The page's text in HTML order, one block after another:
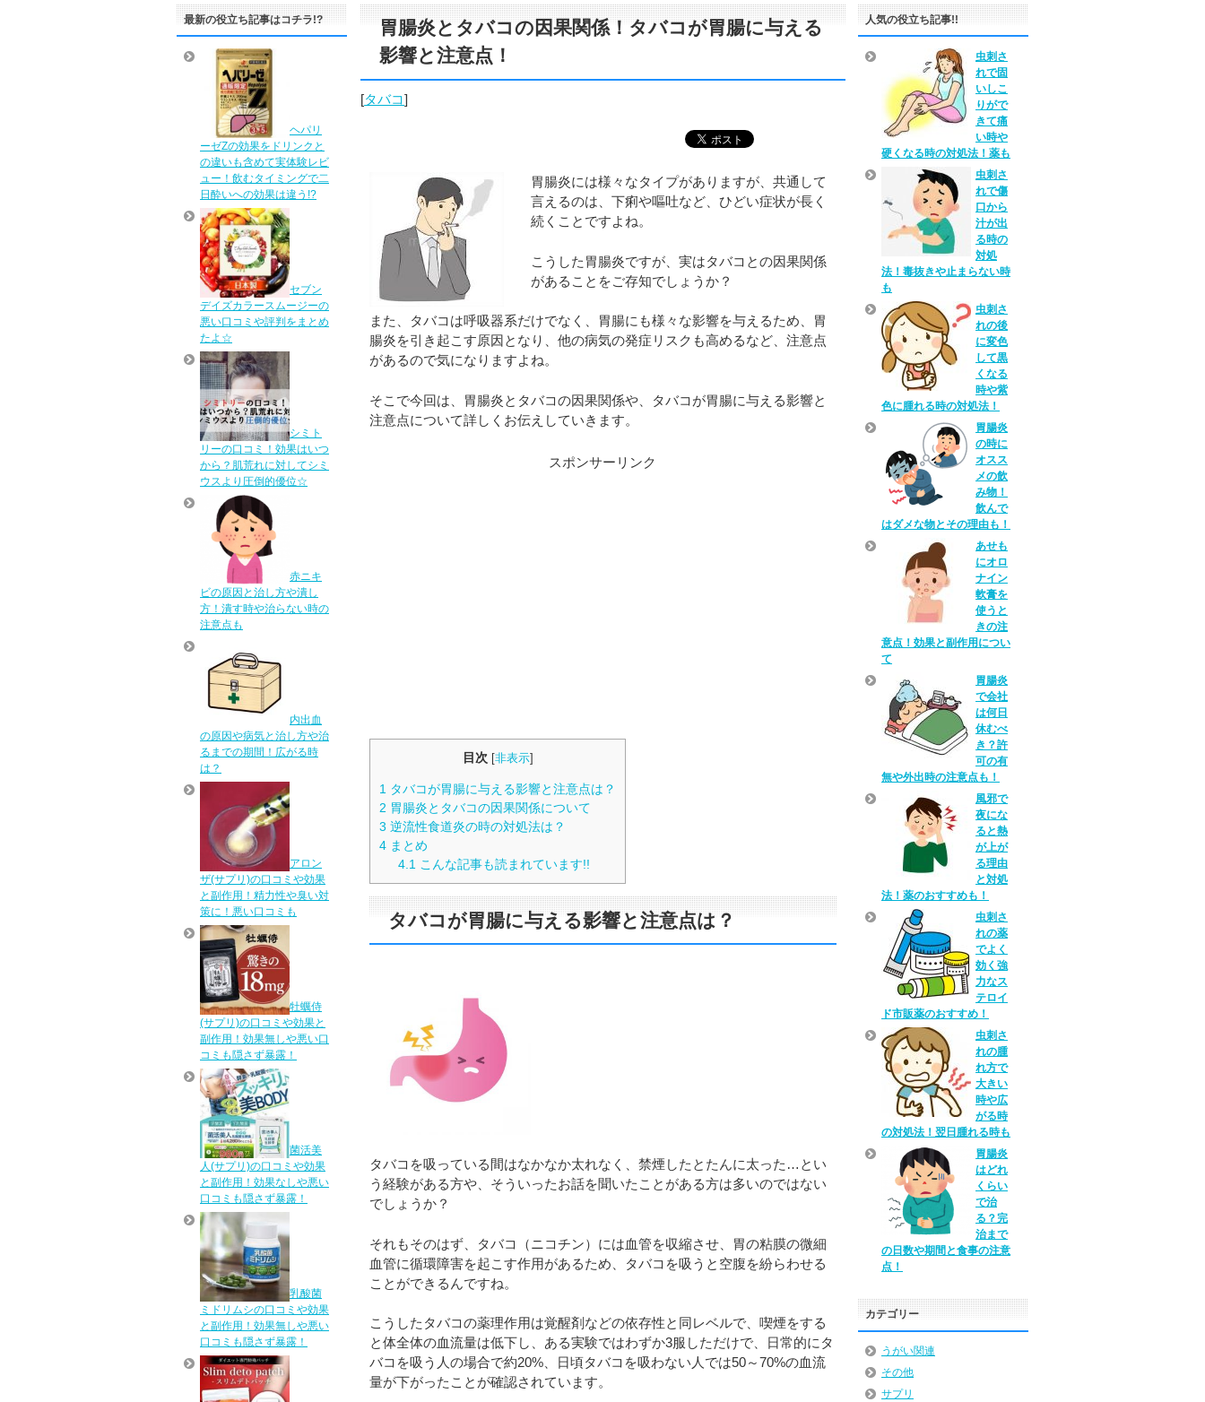
胃腸炎とタバコの因果関係！タバコが胃腸に与える
影響と注意点！
[タバコ]
胃腸炎には様々なタイプがありますが、共通して
言えるのは、下痢や嘔吐など、ひどい症状が長く
続くことですよね。
こうした胃腸炎ですが、実はタバコとの因果関係
があることをご存知でしょうか？
また、タバコは呼吸器系だけでなく、胃腸にも様々な影響を与えるため、胃
腸炎を引き起こす原因となり、他の病気の発症リスクも高めるなど、注意点
があるので気になりますよね。
そこで今回は、胃腸炎とタバコの因果関係や、タバコが胃腸に与える影響と
注意点について詳しくお伝えしていきます。
スポンサーリンク
目次 [非表示]
1 タバコが胃腸に与える影響と注意点は？
2 胃腸炎とタバコの因果関係について
3 逆流性食道炎の時の対処法は？
4 まとめ
4.1 こんな記事も読まれています!!
タバコが胃腸に与える影響と注意点は？
タバコを吸っている間はなかなか太れなく、禁煙したとたんに太った…とい
う経験がある方や、そういったお話を聞いたことがある方は多いのではない
でしょうか？
それもそのはず、タバコ（ニコチン）には血管を収縮させ、胃の粘膜の微細
血管に循環障害を起こす作用があるため、タバコを吸うと空腹を紛らわせる
ことができるんですね。
こうしたタバコの薬理作用は覚醒剤などの依存性と同レベルで、喫煙をする
と体全体の血流量は低下し、ある実験ではわずか3服しただけで、日常的にタ
バコを吸う人の場合で約20%、日頃タバコを吸わない人では50～70%の血流
量が下がったことが確認されています。
最新の役立ち記事はコチラ!?
ヘパリ
ーゼZの効果をドリンクと
の違いも含めて実体験レビ
ュー！飲むタイミングで二
日酔いへの効果は違う!?
セブン
デイズカラースムージーの
悪い口コミや評判をまとめ
たよ☆
シミト
リーの口コミ！効果はいつ
から？肌荒れに対してシミ
ウスより圧倒的優位☆
赤ニキ
ビの原因と治し方や潰し
方！潰す時や治らない時の
注意点も
内出血
の原因や病気と治し方や治
るまでの期間！広がる時
は？
アロン
ザ(サプリ)の口コミや効果
と副作用！精力性や臭い対
策に！悪い口コミも
牡蠣侍
(サプリ)の口コミや効果と
副作用！効果無しや悪い口
コミも隠さず暴露！
菌活美
人(サプリ)の口コミや効果
と副作用！効果なしや悪い
口コミも隠さず暴露！
乳酸菌
ミドリムシの口コミや効果
と副作用！効果無しや悪い
口コミも隠さず暴露！
人気の役立ち記事!!
虫刺さ
れで固
いしこ
りがで
きて痛
い時や
硬くなる時の対処法！薬も
虫刺さ
れで傷
口から
汁が出
る時の
対処
法！毒抜きや止まらない時
も
虫刺さ
れの後
に変色
して黒
くなる
時や紫
色に腫れる時の対処法！
胃腸炎
の時に
オスス
メの飲
み物！
飲んで
はダメな物とその理由も！
あせも
にオロ
ナイン
軟膏を
使うと
きの注
意点！効果と副作用につい
て
胃腸炎
で会社
は何日
休むべ
き？許
可の有
無や外出時の注意点も！
風邪で
夜にな
ると熱
が上が
る理由
と対処
法！薬のおすすめも！
虫刺さ
れの薬
でよく
効く強
力なス
テロイ
ド市販薬のおすすめ！
虫刺さ
れの腫
れ方で
大きい
時や広
がる時
の対処法！翌日腫れる時も
胃腸炎
はどれ
くらい
で治
る？完
治まで
の日数や期間と食事の注意
点！
カテゴリー
うがい関連
その他
サプリ